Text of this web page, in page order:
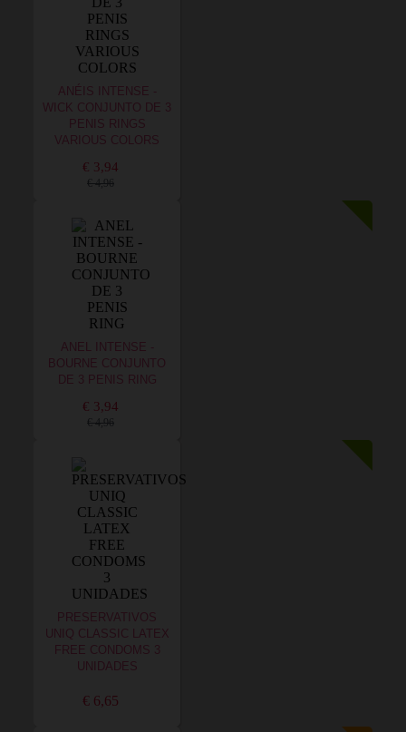
ANÉIS INTENSE -
WICK CONJUNTO DE 3
PENIS RINGS
VARIOUS COLORS
€ 3,94
€ 4,96
ANEL INTENSE -
BOURNE CONJUNTO
DE 3 PENIS RING
€ 3,94
€ 4,96
PRESERVATIVOS
UNIQ CLASSIC LATEX
FREE CONDOMS 3
UNIDADES
€ 6,65